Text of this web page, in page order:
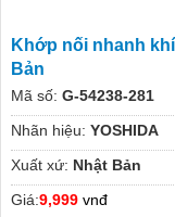
Khớp nối nhanh
Bản
Mã số: G-54238-281
Nhãn hiệu: YOSHIDA
Xuất xứ: Nhật Bản
Giá:9,999 vnđ